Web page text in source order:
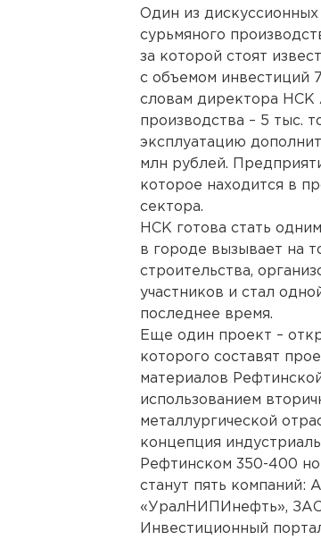
Один из
сурьмяного
за которой стоят
с объемом инвестиций
словам директора НСК
производства – 5 тыс.
эксплуатацию
млн рублей.
которое находится в
сектора.
НСК готова стать
в городе вызывает на
строительства,
участников и стал
последнее время.
Еще один проект –
которого составят
материалов
использованием
металлургической
концепция
Рефтинском 350-400
станут пять
«УралНИПИнефть»,
Инвестиционный